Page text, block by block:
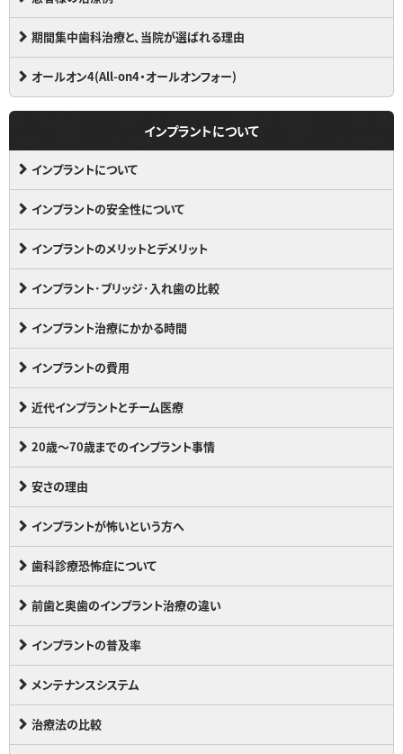
期間集中歯科治療と、当院が選ばれる理由
オールオン4(All-on4・オールオンフォー)
インプラントについて
インプラントについて
インプラントの安全性について
インプラントのメリットとデメリット
インプラント･ブリッジ･入れ歯の比較
インプラント治療にかかる時間
インプラントの費用
近代インプラントとチーム医療
20歳～70歳までのインプラント事情
安さの理由
インプラントが怖いという方へ
歯科診療恐怖症について
前歯と奥歯のインプラント治療の違い
インプラントの普及率
メンテナンスシステム
治療法の比較